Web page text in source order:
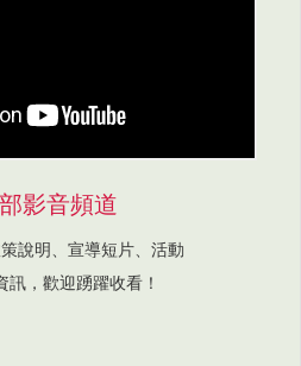
影音頻道
說明、宣導短片、活動
訊，歡迎踴躍收看！